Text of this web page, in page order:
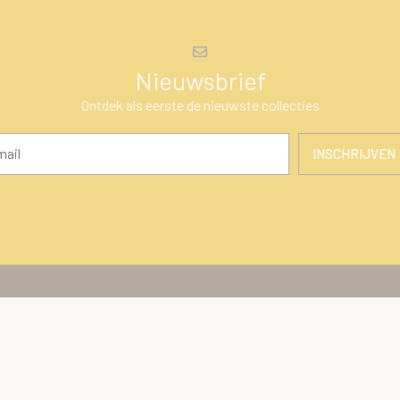
Nieuwsbrief
Ontdek als eerste de nieuwste collecties
INSCHRIJVEN